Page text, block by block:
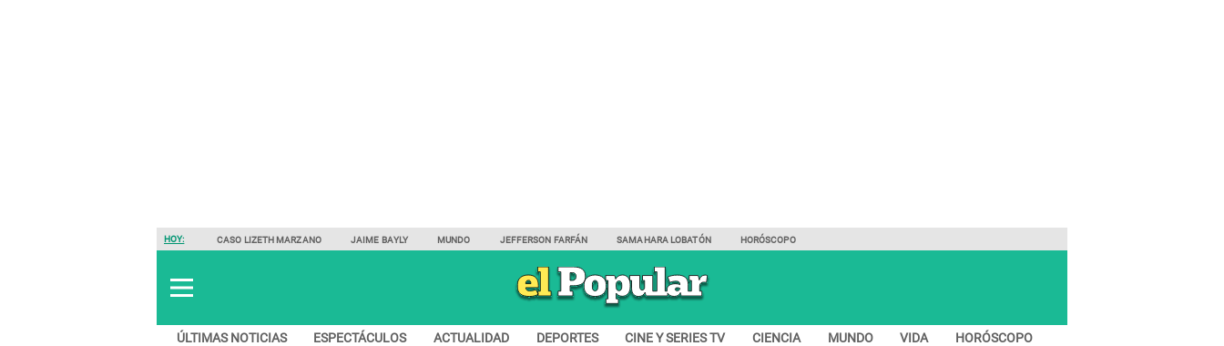
HOY: CASO LIZETH MARZANO JAIME BAYLY MUNDO JEFFERSON FARFÁN SAMAHARA LOBATÓN HORÓSCOPO
ÚLTIMAS NOTICIAS ESPECTÁCULOS ACTUALIDAD DEPORTES CINE Y SERIES TV CIENCIA MUNDO VIDA HORÓSCOPO